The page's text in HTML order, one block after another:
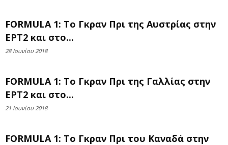
FORMULA 1: Το Γκραν Πρι της Αυστρίας στην
ΕΡΤ2 και στο...
28 Ιουνίου 2018
FORMULA 1: Το Γκραν Πρι της Γαλλίας στην
ΕΡΤ2 και στο...
21 Ιουνίου 2018
FORMULA 1: Το Γκραν Πρι του Καναδά στην